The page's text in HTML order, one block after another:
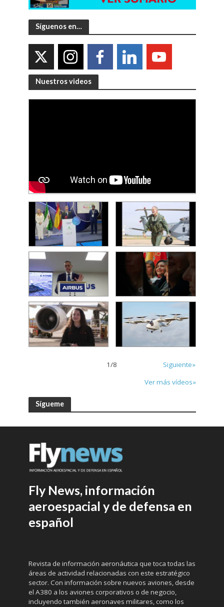
Síguenos en…
Nuestros videos
1/8
Siguiente»
Ver más vídeos»
Sígueme
Fly News, información
aeroespacial y de defensa en
español
Revista de información aeronáutica que toca todas las
áreas de actividad relacionadas con este estratégico
sector. Con información sobre nuevos aviones, desde
el A380 a los aviones corporativos o de negocio,
incluyendo también aeronaves militares, como los